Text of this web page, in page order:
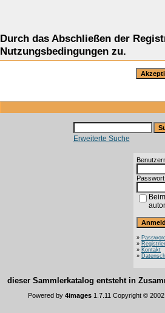
Durch das Abschließen der
Nutzungsbedingungen zu.
Erweiterte Suche
»
»
» Kontakt
»
dieser Sammlerkatalog entsteht in
Powered by 4images 1.7.11 Copyright ©